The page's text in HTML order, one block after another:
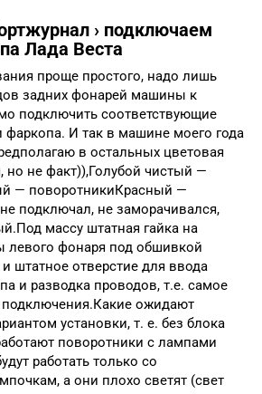
› подключаем
Лада Веста
проще простого, надо лишь
задних фонарей машины к
подключить соответствующие
фаркопа. И так в машине моего года
в остальных цветовая
но не факт)),Голубой чистый —
— поворотникиКрасный —
подключал, не заморачивался,
массу штатная гайка на
левого фонаря под обшивкой
штатное отверстие для ввода
и разводка проводов, т.е. самое
ожидают
установки, т. е. без блока
поворотники с лампами
работать только со
а они плохо светят (свет